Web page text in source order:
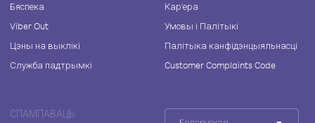
Бяспека
Viber Out
Цэны на выклікі
Служба падтрымкі
Кар'ера
Умовы і Палітыкі
Палітыка канфідэнцыяльнасці
Customer Complaints Code
СПАМПАВАЦЬ